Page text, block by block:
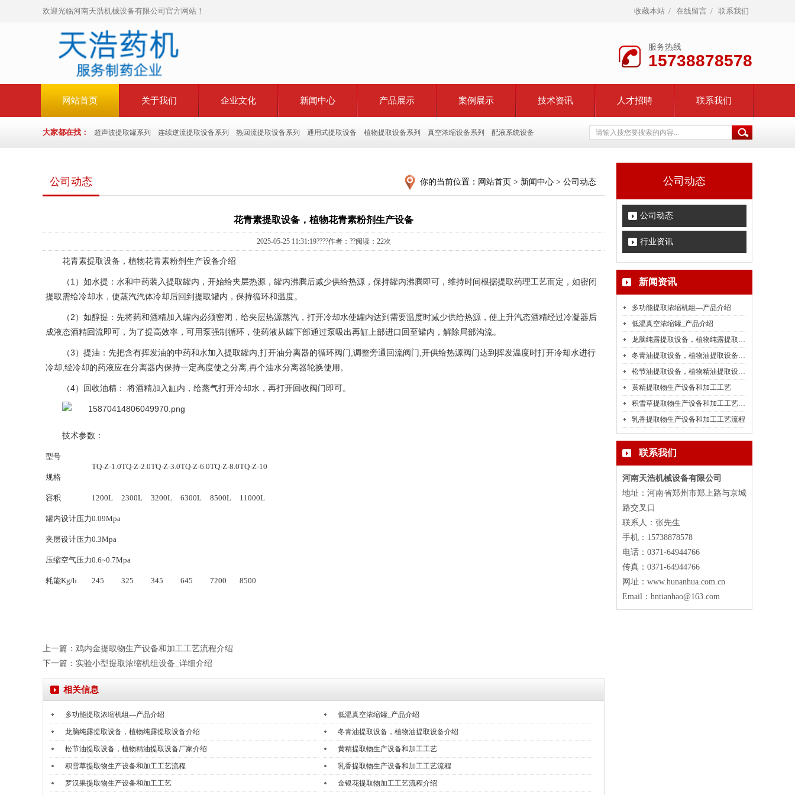
欢迎光临河南天浩机械设备有限公司官方网站！ 收藏本站 / 在线留言 / 联系我们
服务热线
15738878578
网站首页 关于我们 企业文化 新闻中心 产品展示 案例展示 技术资讯 人才招聘 联系我们
大家都在找： 超声波提取罐系列 连续逆流提取设备系列 热回流提取设备系列 通用式提取设备 植物提取设备系列 真空浓缩设备系列 配液系统设备
公司动态
公司动态
行业资讯
新闻资讯
多功能提取浓缩机组—产品介绍
低温真空浓缩罐_产品介绍
龙脑纯露提取设备，植物纯露提取设备介绍
冬青油提取设备，植物油提取设备介绍
松节油提取设备，植物精油提取设备厂家介绍
黄精提取物生产设备和加工工艺
积雪草提取物生产设备和加工工艺流程
乳香提取物生产设备和加工工艺流程
联系我们
河南天浩机械设备有限公司
地址：河南省郑州市郑上路与京城
路交叉口
联系人：张先生
手机：15738878578
电话：0371-64944766
传真：0371-64944766
网址：www.hunanhua.com.cn
Email：hntianhao@163.com
公司动态 你的当前位置： 网站首页 > 新闻中心 > 公司动态
花青素提取设备，植物花青素粉剂生产设备
2025-05-25 11:31:19????作者：??阅读： 22次
花青素提取设备，植物花青素粉剂生产设备介绍
（1）如水提：水和中药装入提取罐内，开始给夹层热源，罐内沸腾后减少供给热源，保持罐内沸腾即可，维持时间根据提取药理工艺而定，如密闭
提取需给冷却水，使蒸汽汽体冷却后回到提取罐内，保持循环和温度。
（2）如醇提：先将药和酒精加入罐内必须密闭，给夹层热源蒸汽，打开冷却水使罐内达到需要温度时减少供给热源，使上升汽态酒精经过冷凝器后
成液态酒精回流即可，为了提高效率，可用泵强制循环，使药液从罐下部通过泵吸出再缸上部进口回至罐内，解除局部沟流。
（3）提油：先把含有挥发油的中药和水加入提取罐内,打开油分离器的循环阀门,调整旁通回流阀门,开供给热源阀门达到挥发温度时打开冷却水进行
冷却,经冷却的药液应在分离器内保持一定高度使之分离,再个油水分离器轮换使用。
（4）回收油精： 将酒精加入缸内，给蒸气打开冷却水，再打开回收阀门即可。
技术参数：
型号
TQ-Z-1.0TQ-Z-2.0TQ-Z-3.0TQ-Z-6.0TQ-Z-8.0TQ-Z-10
规格
容积 1200L 2300L 3200L 6300L 8500L 11000L
罐内设计压力0.09Mpa
夹层设计压力0.3Mpa
压缩空气压力0.6~0.7Mpa
耗能Kg/h 245 325 345 645 7200 8500
上一篇： 鸡内金提取物生产设备和加工工艺流程介绍
下一篇： 实验小型提取浓缩机组设备_详细介绍
相关信息
多功能提取浓缩机组—产品介绍 低温真空浓缩罐_产品介绍
龙脑纯露提取设备，植物纯露提取设备介绍 冬青油提取设备，植物油提取设备介绍
松节油提取设备，植物精油提取设备厂家介绍 黄精提取物生产设备和加工工艺
积雪草提取物生产设备和加工工艺流程 乳香提取物生产设备和加工工艺流程
罗汉果提取物生产设备和加工工艺 金银花提取物加工工艺流程介绍